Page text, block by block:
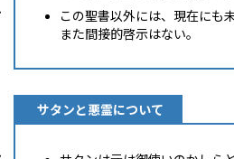
この聖書以外には、現在にも
また間接的啓示はない。
サタンと悪霊について